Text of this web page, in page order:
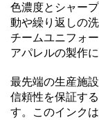
色濃度とシャー
動や繰り返しの
チームユニフォ
アパレルの製作に
最先端の生産施
信頼性を保証す
す。このインク